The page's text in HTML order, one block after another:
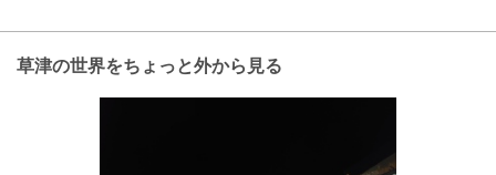
草津の世界をちょっと外から見る